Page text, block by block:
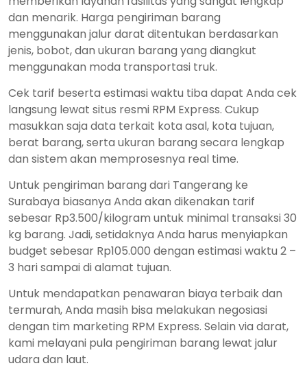
dan menarik. Harga pengiriman barang
menggunakan jalur darat ditentukan berdasarkan
jenis, bobot, dan ukuran barang yang diangkut
menggunakan moda transportasi truk.
Cek tarif beserta estimasi waktu tiba dapat Anda cek
langsung lewat situs resmi RPM Express. Cukup
masukkan saja data terkait kota asal, kota tujuan,
berat barang, serta ukuran barang secara lengkap
dan sistem akan memprosesnya real time.
Untuk pengiriman barang dari Tangerang ke
Surabaya biasanya Anda akan dikenakan tarif
sebesar Rp3.500/kilogram untuk minimal transaksi 30
kg barang. Jadi, setidaknya Anda harus menyiapkan
budget sebesar Rp105.000 dengan estimasi waktu 2 –
3 hari sampai di alamat tujuan.
Untuk mendapatkan penawaran biaya terbaik dan
termurah, Anda masih bisa melakukan negosiasi
dengan tim marketing RPM Express. Selain via darat,
kami melayani pula pengiriman barang lewat jalur
udara dan laut.